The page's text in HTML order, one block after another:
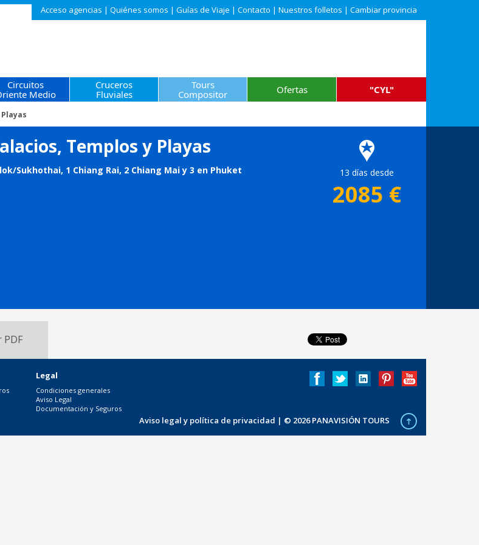
Acceso agencias | Quiénes somos | Guías de Viaje | Contacto | Nuestros folletos | Cambiar provincia
Circuitos
Medio
Cruceros
Fluviales
Tours
Compositor
Ofertas "CYL"
Templos y Playas
Sukhothai, 1 Chiang Rai, 2 Chiang Mai y 3 en Phuket 13 días desde
2085 €
PDF
Legal
Condiciones generales
Aviso Legal
Documentación y Seguros
Aviso legal y política de privacidad | © 2026 PANAVISIÓN TOURS